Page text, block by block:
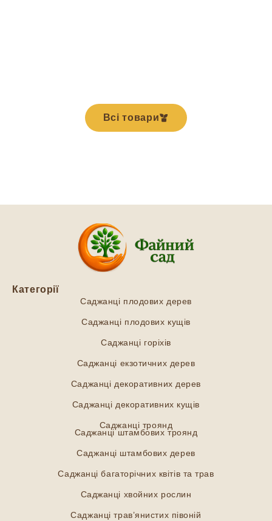
Всі товари
Категорії
Саджанці плодових дерев
Саджанці плодових кущів
Саджанці горіхів
Саджанці екзотичних дерев
Саджанці декоративних дерев
Саджанці декоративних кущів
Саджанці троянд
Саджанці штамбових троянд
Саджанці штамбових дерев
Саджанці багаторічних квітів та трав
Саджанці хвойних рослин
Саджанці трав’янистих півоній